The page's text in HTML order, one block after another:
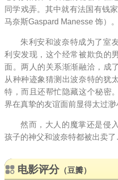
同学戏弄。其中就有法国有钱
马奈斯Gaspard Manesse 饰）。
朱利安和波奈特成为了室
利安发现，这个经常被欺负的
面。两人的关系渐渐融洽，成
从种种迹象猜测出波奈特的犹
特，而且还帮忙隐藏这个秘密
界在真挚的友谊面前显得太过渺
然而，大人的魔掌还是侵
孩子的神父和波奈特都被出卖
电影评分（豆瓣）